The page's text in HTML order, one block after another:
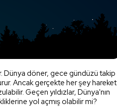
Dünya döner, gece gündüzü takip
Ancak gerçekte her şey hareket
Geçen yıldızlar, Dünya'nın
yol açmış olabilir mi?